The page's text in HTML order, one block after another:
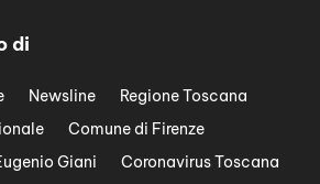
di
Newsline
Regione Toscana
Comune di Firenze
Giani
Coronavirus Toscana